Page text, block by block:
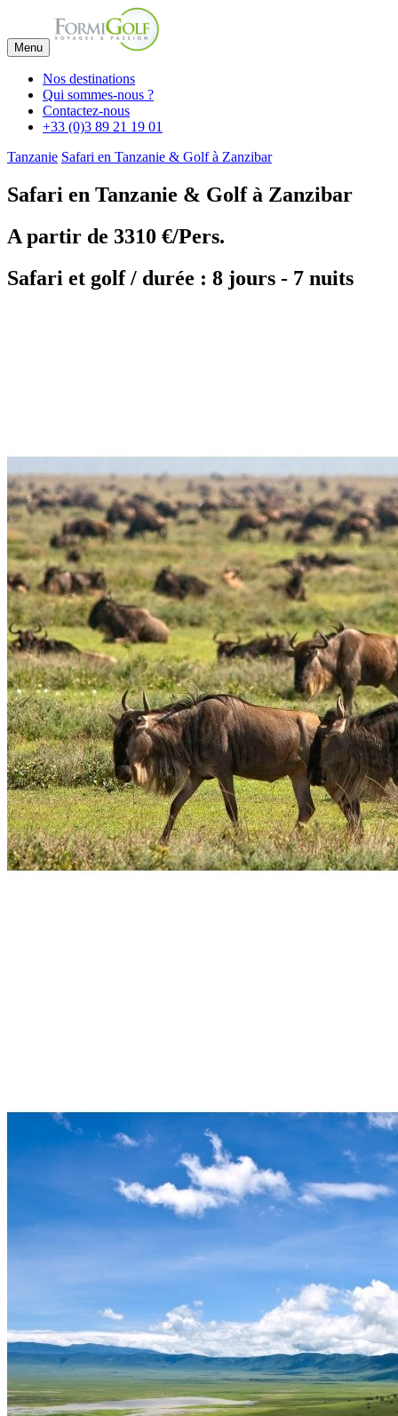
Menu
Nos destinations
Qui sommes-nous ?
Contactez-nous
+33 (0)3 89 21 19 01
Tanzanie Safari en Tanzanie & Golf à Zanzibar
Safari en Tanzanie & Golf à Zanzibar
A partir de 3310 €/Pers.
Safari et golf / durée : 8 jours - 7 nuits